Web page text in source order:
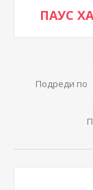
ПАУС
Подреди по